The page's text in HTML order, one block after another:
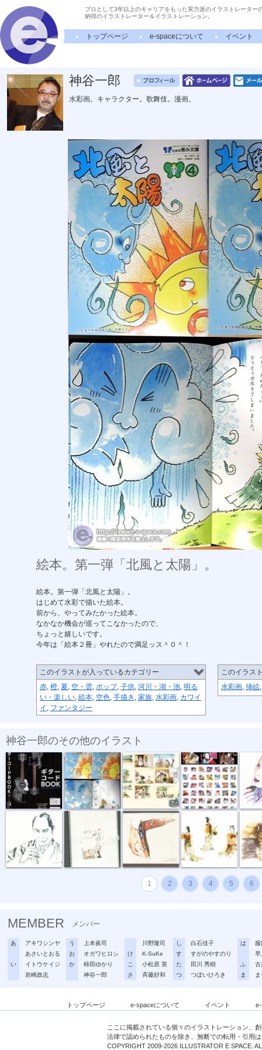
プロとして3年以上のキャリアをもった実力派のイラストレーター
納得のイラストレーター＆イラストレーション。
トップページ e-spaceについて イベント
神谷一郎
水彩画。キャラクター。歌舞伎。漫画。
絵本。第一弾「北風と太陽」。
絵本。第一弾「北風と太陽」。
はじめて水彩で描いた絵本。
前から、やってみたかった絵本。
なかなか機会が巡ってこなかったので、
ちょっと嬉しいです。
今年は「絵本２冊」やれたので満足ッス＾０＾！
このイラストが入っているカテゴリー
赤, 橙, 夏, 空・雲, ポップ, 子供, 河川・湖・池, 明る
い・楽しい, 絵本, 空色, 手描き , 家族, 水彩画, カワイ
イ , ファンタジー
このイラス
水彩画, 挿絵
神谷一郎のその他のイラスト
「ギターコー... 絵本。第一弾... 絵本第二弾「...
『親方。』 着物のヒップ... 『ガンベルト』 「額田王３ポ... 『起
1 2 3 4 5 6
MEMBER メンバー
あ
アキワシンヤ
あさいとおる
い
イトウケイジ
岩崎政志
う
上本眞司
お
オガワヒロシ
か
柿田ゆかり
神谷一郎
川野隆司
け
K-SuKe
こ
小松原 英
さ
斉藤好和
し
白石佳子
す
すがのやすのり
た
田川 秀樹
つ
つぼいひろき
は
早
ふ
古
ま
トップページ e-spaceについて イベント
ここに掲載されている個々のイラストレーション、
法律で認められたものを除き、無断での転用・引用
COPYRIGHT 2009-2026 ILLUSTRATOR E SPACE.